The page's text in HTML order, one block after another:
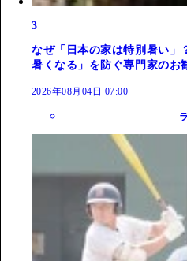
3
なぜ「日本の家は特別暑い
暑くなる」を防ぐ専門家のお
2026年08月04日 07:00